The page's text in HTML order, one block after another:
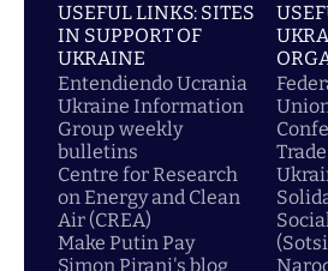
USEFUL LINKS: SITES
IN SUPPORT OF
UKRAINE
Entendiendo Ucrania
Ukraine Information
Group weekly
bulletins
Centre for Research
on Energy and Clean
Air (CREA)
Make Putin Pay
Simon Pirani's blog